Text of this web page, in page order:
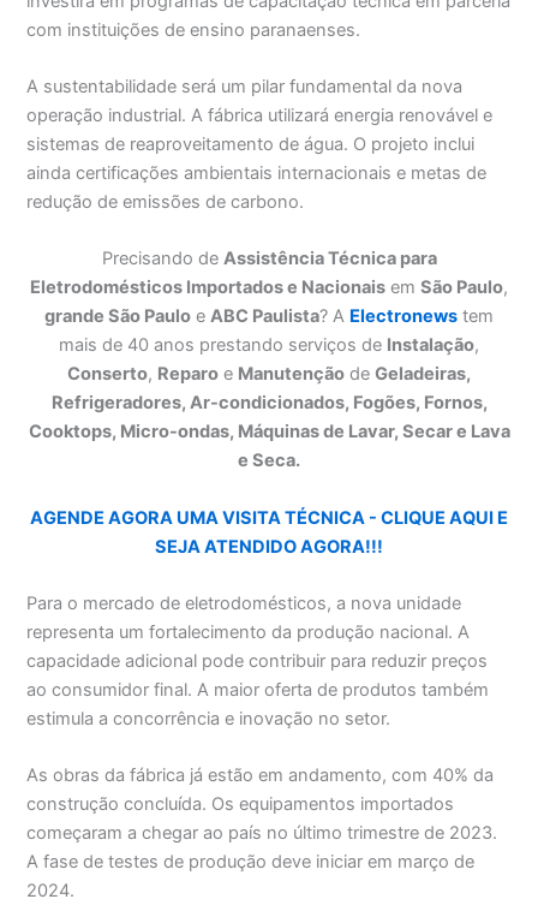
com instituições de ensino paranaenses.
A sustentabilidade será um pilar fundamental da nova
operação industrial. A fábrica utilizará energia renovável e
sistemas de reaproveitamento de água. O projeto inclui
ainda certificações ambientais internacionais e metas de
redução de emissões de carbono.
Precisando de Assistência Técnica para
Eletrodomésticos Importados e Nacionais em São Paulo,
grande São Paulo e ABC Paulista? A Electronews tem
mais de 40 anos prestando serviços de Instalação,
Conserto, Reparo e Manutenção de Geladeiras,
Refrigeradores, Ar-condicionados, Fogões, Fornos,
Cooktops, Micro-ondas, Máquinas de Lavar, Secar e Lava
e Seca.
AGENDE AGORA UMA VISITA TÉCNICA - CLIQUE AQUI E
SEJA ATENDIDO AGORA!!!
Para o mercado de eletrodomésticos, a nova unidade
representa um fortalecimento da produção nacional. A
capacidade adicional pode contribuir para reduzir preços
ao consumidor final. A maior oferta de produtos também
estimula a concorrência e inovação no setor.
As obras da fábrica já estão em andamento, com 40% da
construção concluída. Os equipamentos importados
começaram a chegar ao país no último trimestre de 2023.
A fase de testes de produção deve iniciar em março de
2024.